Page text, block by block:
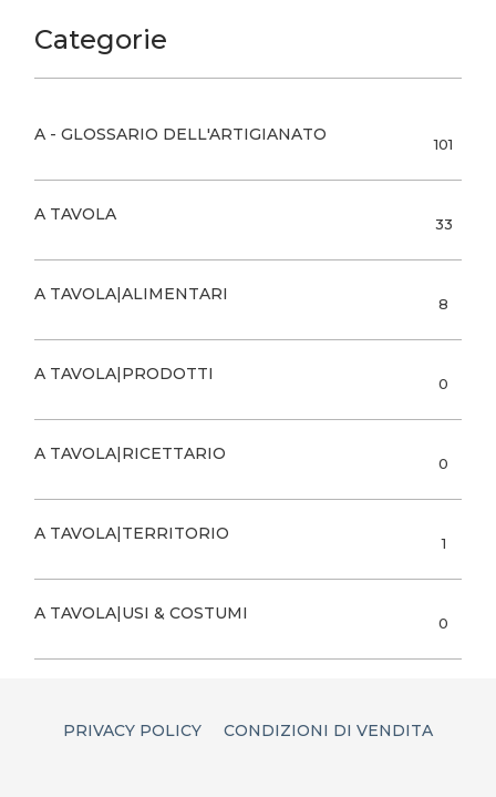
Categorie
A - GLOSSARIO DELL'ARTIGIANATO 101
A TAVOLA 33
A TAVOLA|ALIMENTARI 8
A TAVOLA|PRODOTTI 0
A TAVOLA|RICETTARIO 0
A TAVOLA|TERRITORIO 1
A TAVOLA|USI & COSTUMI 0
PRIVACY POLICY CONDIZIONI DI VENDITA